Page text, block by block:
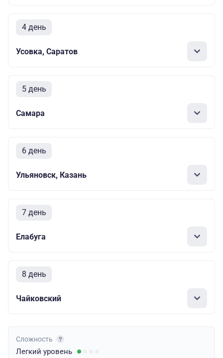
4 день
Усовка, Саратов
5 день
Самара
6 день
Ульяновск, Казань
7 день
Елабуга
8 день
Чайковский
Сложность
Легкий уровень